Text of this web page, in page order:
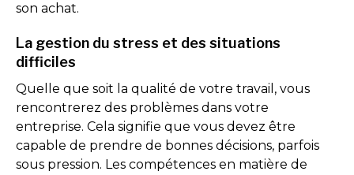
son achat.
La gestion du stress et des situations
difficiles
Quelle que soit la qualité de votre travail, vous
rencontrerez des problèmes dans votre
entreprise. Cela signifie que vous devez être
capable de prendre de bonnes décisions, parfois
sous pression. Les compétences en matière de